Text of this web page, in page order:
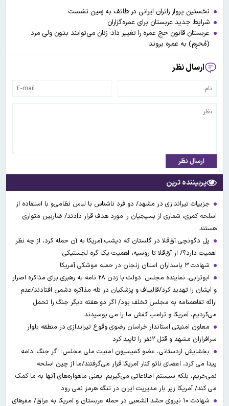
نخستین پرواز زائران ایرانی در طائف به زمین نشست
شرایط جدید عربستان برای عمره‌گزاران
عربستان قانون حج عمره را تغییر داد: زنان می‌توانند بدون ولی مرد
(مُحرِم) به عمره بروند
ارسال نظر
ارسال نظر
پربیننده ترین
جزییات تیراندازی در مشهد/ دو فرد ناشناس با لباس نظامی‌و با استفاده از
اسلحه کمری، شماری از بسیجیان را مورد هدف قرار دادند/ ضاربین متواری
هستند
پل دگونچی آق‌قلا در گلستان که دیشب آمریکا به آن حمله کرد، از چه نظر
اهمیت دارد؟/ از آق‌قلا تا روسیه، اهمیت یک گره لجستیکی
شهادت ۳ ‌پاسداران استان زنجان در حمله موشکی آمریکا
ابوترابی، نماینده مجلس: دولت با زدن ۲۸ نامه به رهبری برای مذاکره اصرار
و ایشان را تهدید کرد/قالیباف و پزشکیان در تله مذاکره دشمن افتادند/عدم
ارائه تفاهمنامه به مجلس تخلف بود/ اگر دو هفته دیگر جنگ را تحمل
می‌کردیم، آمریکا و ترامپ کفش ما را می بوسیدند
معاون امنیتی استاندار خراسان رضوی وقوع تیراندازی در منطقه بلوار
سرافرازان مشهد و قتل ۲نفر را تایید کرد
بخشایش اردستانی، عضو کمیسیون امنیت ملی مجلس: اگر جنگ ادامه
پیدا می کرد، اعضای ناتو کنار آمریکا قرار می‌گرفتند/ما از چین اسلحه
نمی‌خریم، بلکه سیستم اطلاعاتی می‌گیریم. یعنی ماهواره‌های آنها به ما کمک
می کند/ آمریکا زیر بار مدیریت ایران در تنگه هرمز نمی رود
شهادت ۱۰ نیروی حشد الشعبی در حمله عربستان و آمریکا به عراق/ مقرهای